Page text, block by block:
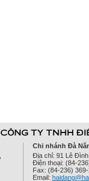
Chi nhánh Đà
Địa chỉ: 91 Lê
Điện thoại: (84-
Fax: (84-236)
Email: